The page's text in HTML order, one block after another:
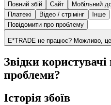
Повний збій Сайт Мобільний
Платежі
Відео / стрімінг
Інше
Повідомити про проблему
E*TRADE не працює? Можливо, це
Звідки
проблеми?
Історія збоїв